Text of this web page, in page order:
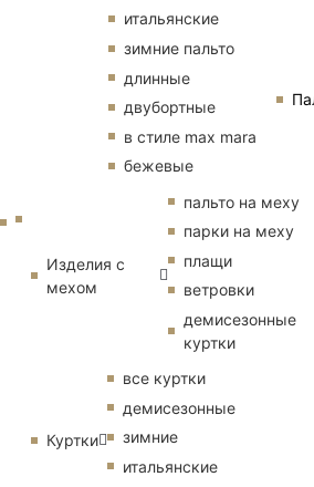
итальянские
зимние пальто
длинные
двубортные
в стиле max mara
бежевые
Изделия с
мехом
пальто на меху
парки на меху
плащи
ветровки
демисезонные
куртки
Куртки
все куртки
демисезонные
зимние
итальянские